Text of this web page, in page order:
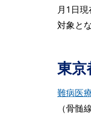
月1日現
対象と
東京
難病医
（骨髄